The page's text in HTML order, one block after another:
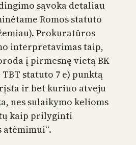
sąvoka detaliau
Romos statuto
Prokuratūros
interpretavimas taip,
į pirmesnę vietą BK
statuto 7 e) punktą
ir bet kuriuo atveju
nes sulaikymo kelioms
kaip prilyginti
atėmimui“.